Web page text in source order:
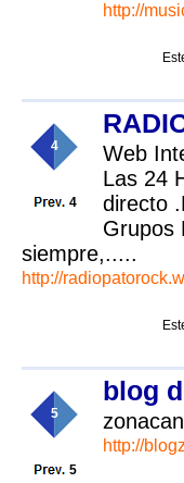
http://
4
4
Web
Las 24
directo
Grupos
siempre,.....
http://
5
5
blog
http://